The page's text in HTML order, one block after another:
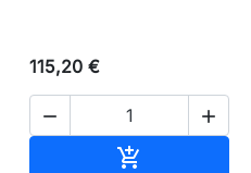
115,20 €
 
